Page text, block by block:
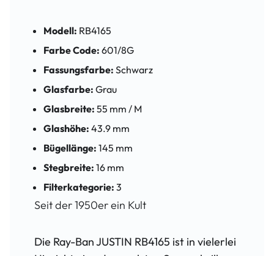
Modell: RB4165
Farbe Code: 601/8G
Fassungsfarbe: Schwarz
Glasfarbe: Grau
Glasbreite: 55 mm / M
Glashöhe: 43.9 mm
Bügellänge: 145 mm
Stegbreite: 16 mm
Filterkategorie: 3
Seit der 1950er ein Kult
Die Ray-Ban JUSTIN RB4165 ist in vielerlei